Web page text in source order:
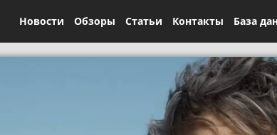
Новости Обзоры Статьи Контакты База